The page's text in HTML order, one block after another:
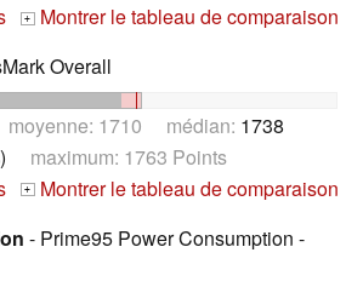
+ Montrer le tableau de comparaison
Overall
1710 médian: 1738
maximum: 1763 Points
+ Montrer le tableau de comparaison
- Prime95 Power Consumption -